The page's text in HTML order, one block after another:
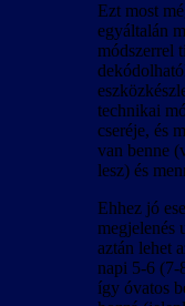
Ezt most
egyáltalán
módszerrel
technikai
cseréje, és
van benne
lesz) és
Ehhez jó
megjelenés
aztán lehet
napi 5-6 (7-
így óvatos